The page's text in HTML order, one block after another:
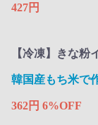
427円
【冷凍】きな粉
韓国産もち米で
362円 6%OFF